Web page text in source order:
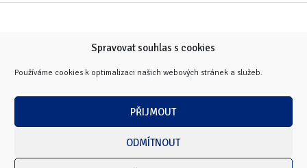
Spravovat souhlas s cookies
Používáme cookies k optimalizaci našich webových stránek a služeb.
PŘIJMOUT
ODMÍTNOUT